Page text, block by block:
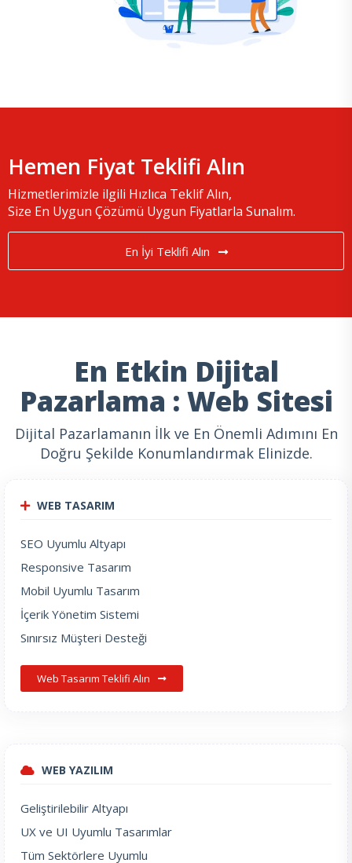
Hemen Fiyat Teklifi Alın
Hizmetlerimizle ilgili Hızlıca Teklif Alın,
Size En Uygun Çözümü Uygun Fiyatlarla Sunalım.
En İyi Teklifi Alın
En Etkin Dijital
Pazarlama : Web Sitesi
Dijital Pazarlamanın İlk ve En Önemli Adımını En
Doğru Şekilde Konumlandırmak Elinizde.
WEB TASARIM
SEO Uyumlu Altyapı
Responsive Tasarım
Mobil Uyumlu Tasarım
İçerik Yönetim Sistemi
Sınırsız Müşteri Desteği
Web Tasarım Teklifi Alın
WEB YAZILIM
Geliştirilebilir Altyapı
UX ve UI Uyumlu Tasarımlar
Tüm Sektörlere Uyumlu